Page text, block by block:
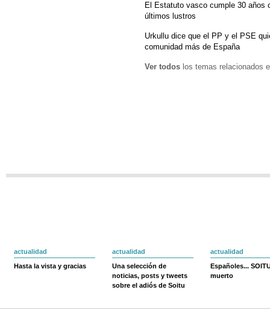
El Estatuto vasco cumple 30 años
últimos lustros
Urkullu dice que el PP y el PSE
comunidad más de España
Ver todos los temas relacionados
actualidad
Hasta la vista y gracias
actualidad
Una selección de
noticias, posts y tweets
sobre el adiós de Soitu
actualidad
Españoles...
muerto